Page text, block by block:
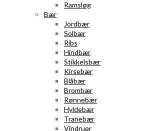
Ramsløg
Bær
Jordbær
Solbær
Ribs
Hindbær
Stikkelsbær
Kirsebær
Blåbær
Brombær
Rønnebær
Hyldebær
Tranebær
Vindruer